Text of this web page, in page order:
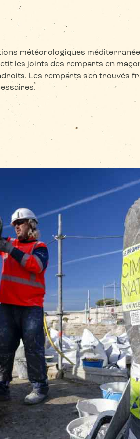
météorologiques
les joints des remparts en
Les remparts s'en trouvés